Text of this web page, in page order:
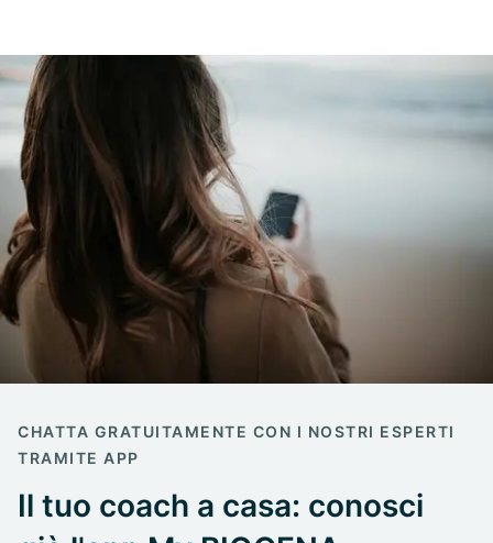
CHATTA GRATUITAMENTE CON I NOSTRI ESPERTI
TRAMITE APP
Il tuo coach a casa: conosci